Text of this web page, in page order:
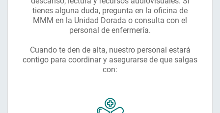
tienes alguna duda, pregunta en la oficina de
MMM en la Unidad Dorada o consulta con el
personal de enfermería.
Cuando te den de alta, nuestro personal estará
contigo para coordinar y asegurarse de que salgas
con: